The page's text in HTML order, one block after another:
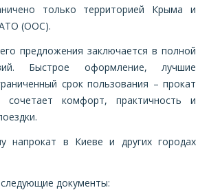
только территорией Крыма и
(ООС).
предложения заключается в полной
Быстрое оформление, лучшие
срок пользования – прокат
комфорт, практичность и
напрокат в Киеве и других городах
документы: